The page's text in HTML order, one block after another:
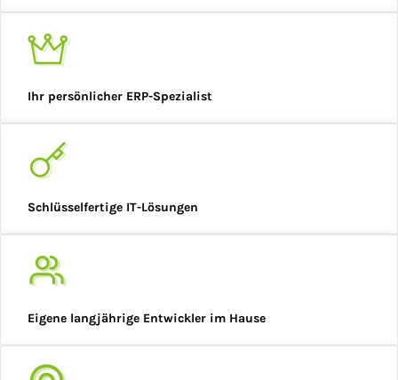
Ihr persönlicher ERP-Spezialist
Schlüsselfertige IT-Lösungen
Eigene langjährige Entwickler im Hause